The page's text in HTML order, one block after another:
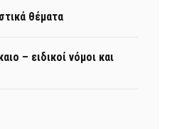
θέματα
– ειδικοί νόμοι και